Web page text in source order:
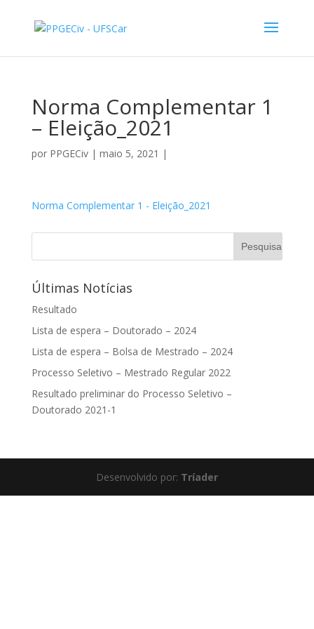
Norma Complementar 1
– Eleição_2021
por PPGECiv| maio 5, 2021 |
Norma Complementar 1 - Eleição_2021
Últimas Notícias
Resultado
Lista de espera – Doutorado – 2024
Lista de espera – Bolsa de Mestrado – 2024
Processo Seletivo – Mestrado Regular 2022
Resultado preliminar do Processo Seletivo –
Doutorado 2021-1
Desenvolvido por: Tríader